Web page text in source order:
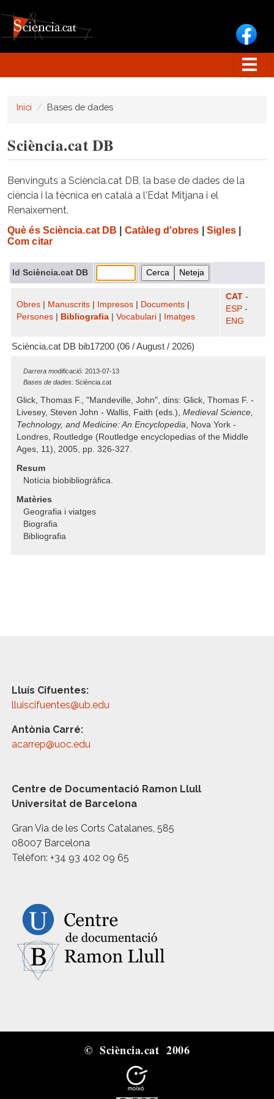
Inici Bases de dades
Sciència.cat DB
Benvinguts a Sciència.cat DB, la base de dades de la
ciència i la tècnica en català a l'Edat Mitjana i el
Renaixement.
Què és Sciència.cat DB Catàleg d'obres Sigles|
Com citar
Id Sciència.cat DB
Obres Manuscrits Impresos Documents
Persones
Bibliografia Vocabulari Imatges
CAT -
ESP -
ENG
Sciència.cat DB bib17200 (06 / August / 2026)
Darrera modificació: 2013-07-13
Bases de dades: Sciència.cat
Glick, Thomas F., "Mandeville, John", dins: Glick, Thomas F. -
Livesey, Steven John - Wallis, Faith (eds.), Medieval Science,
Technology, and Medicine: An Encyclopedia, Nova York -
Londres, Routledge (Routledge encyclopedias of the Middle
Ages, 11), 2005, pp. 326-327.
Resum
Notícia biobibliogràfica.
Matèries
Geografia i viatges
Biografia
Bibliografia
Lluís Cifuentes:
lluiscifuentes@ub.edu
Antònia Carré:
acarrep@uoc.edu
Centre de Documentació Ramon Llull
Universitat de Barcelona
Gran Via de les Corts Catalanes, 585
08007 Barcelona
Telèfon: +34 93 402 09 65
© Sciència.cat 2006